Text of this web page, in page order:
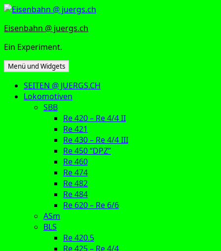
Zum
springen
Eisenbahn @ juergs.ch
Ein Experiment.
Menü und Widgets
SEITEN @ JUERGS.CH
Lokomotiven
SBB
Re 420 – Re 4/4 II
Re 421
Re 430 – Re 4/4 III
Re 450 “DPZ”
Re 460
Re 474
Re 482
Re 484
Re 620 – Re 6/6
ASm
BLS
Re 420.5
Re 425 – Re 4/4